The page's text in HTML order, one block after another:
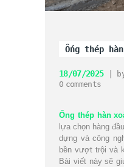
Ống thép hàn
18/07/2025
0 comments
Ống thép hàn
lựa chọn hàng
dựng và công
bền vượt trội và
Bài viết này sẽ